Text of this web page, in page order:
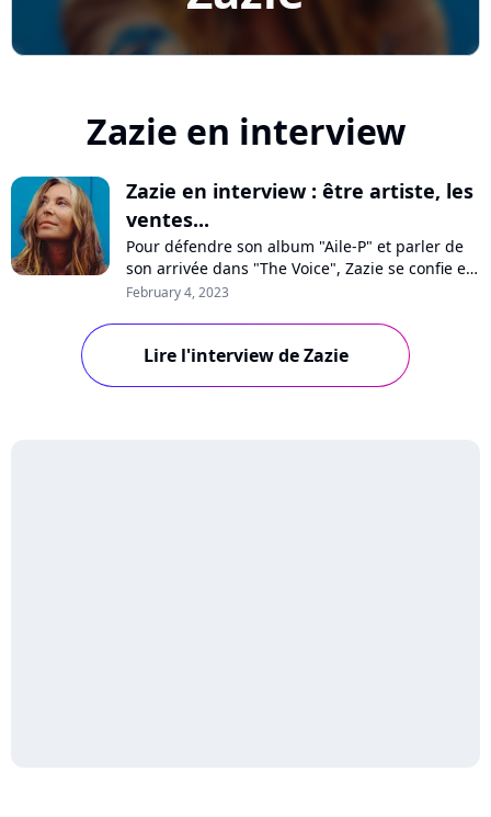
Zazie en interview
Zazie en interview : être artiste, les
ventes...
Pour défendre son album "Aile-P" et parler de
son arrivée dans "The Voice", Zazie se confie en
interview à Purecharts sur l'exercice de la
changé, sa chanson politique "Couleur", les
Victoires de la Musique ou encore le choc des
February 4, 2023
Lire l'interview de Zazie